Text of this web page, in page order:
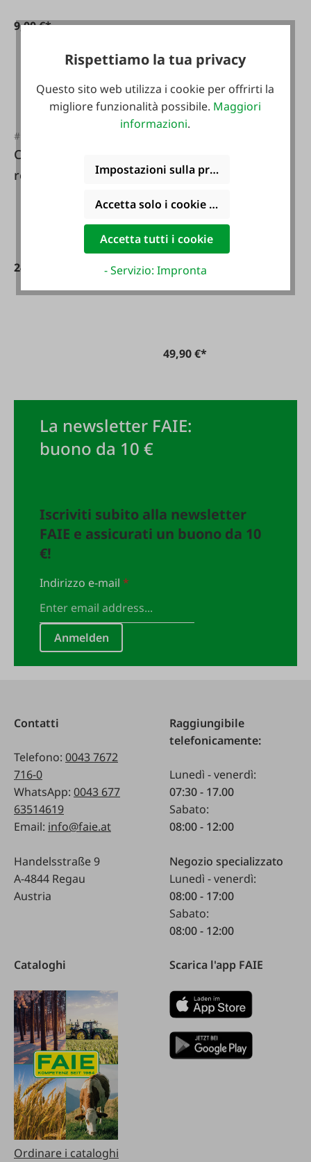
9,00 €*
149,00 €*
#FA131943
Cilindro freno
retrattile
249,00 €*
#99864
Tubo del freno
49,90 €*
La newsletter FAIE:
buono da 10 €
Iscriviti subito alla newsletter
FAIE e assicurati un buono da 10
€!
Indirizzo e-mail*
Anmelden
Contatti
Telefono: 0043 7672
716-0
WhatsApp: 0043 677
63514619
Email: info@faie.at
Handelsstraße 9
A-4844 Regau
Austria
Raggiungibile
telefonicamente:
Lunedì - venerdì:
07:30 - 17.00
Sabato:
08:00 - 12:00
Negozio specializzato
Lunedì - venerdì:
08:00 - 17:00
Sabato:
08:00 - 12:00
Cataloghi
Ordinare i cataloghi
Scarica l'app FAIE
Rispettiamo la tua privacy
Questo sito web utilizza i cookie per offrirti la
migliore funzionalità possibile. Maggiori
informazioni.
Impostazioni sulla privacy
Accetta solo i cookie funzionali
Accetta tutti i cookie
- Servizio: Impronta